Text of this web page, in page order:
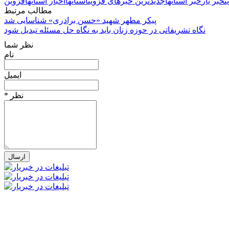
مطالب مرتبط
پیکر مطهر شهید «حسن برادری» شناسایی شد
نگاه تشریفاتی در حوزه زنان باید به نگاه حل مسئله تبدیل شود
نظر شما
نام
ایمیل
* نظر